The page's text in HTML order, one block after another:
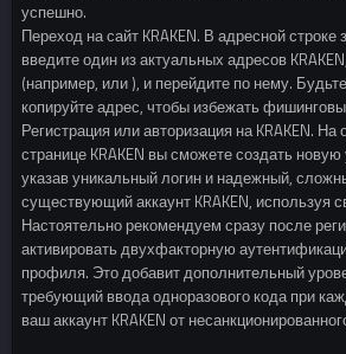
успешно.
Переход на сайт KRAKEN. В адресной
введите один из актуальных адресов
(например, или ), и перейдите по нему.
копируйте адрес, чтобы избежать
Регистрация или авторизация на KRAKEN.
странице KRAKEN вы сможете создать
указав уникальный логин и надежный,
существующий аккаунт KRAKEN, используя
Настоятельно рекомендуем сразу после
активировать двухфакторную
профиля. Это добавит дополнительный
требующий ввода одноразового кода при
ваш аккаунт KRAKEN от